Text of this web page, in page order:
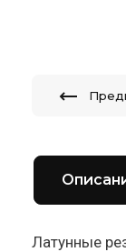
Латунные